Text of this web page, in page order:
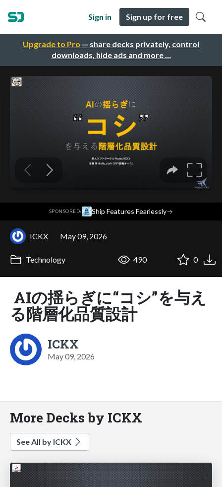
Upgrade to Pro — share decks privately, control
downloads, hide ads and more …
Sign in Sign up for free
SPONSORED· Ship Features Fearlessly→
ICKX May 09, 2026
Technology 490 0
AIの揺らぎに“コシ”を与え
る階層化品質設計
ICKX
May 09, 2026
More Decks by ICKX
See All by ICKX